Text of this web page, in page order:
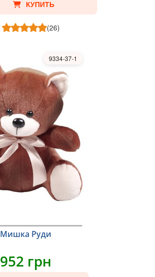
КУПИТЬ
(26)
Мишка Руди
9334-37-1
952 грн